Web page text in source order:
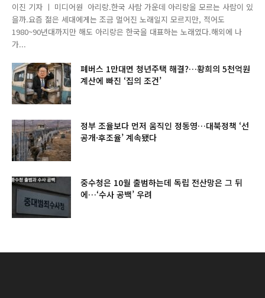
이진 기자 ㅣ 미디어원 아리랑.한국 사람 가운데 아리랑을 모르는 사람이 있
을까.요즘 젊은 세대에게는 조금 멀어진 노래일지 모르지만, 적어도
1980~90년대까지만 해도 아리랑은 한국을 대표하는 노래였다.해외에 나
가...
폐버스 1만대면 청년주택 해결?…황희의 5천억원
계산에 빠진 ‘집의 조건’
정부 조율보다 먼저 움직인 정동영…대북정책 ‘선
공개·후조율’ 계속됐다
중수청은 10월 출범하는데 독립 전산망은 그 뒤
에…‘수사 공백’ 우려